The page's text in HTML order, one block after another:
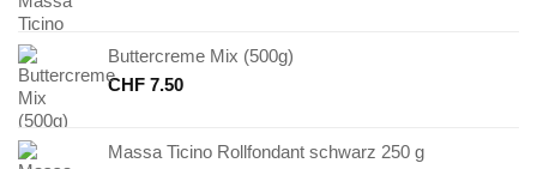
Buttercreme Mix (500g)
CHF 7.50
Massa Ticino Rollfondant schwarz 250 g